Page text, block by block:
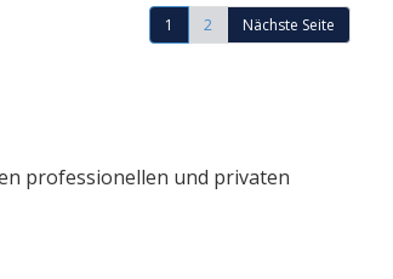
1
2 Nächste Seite
professionellen und privaten